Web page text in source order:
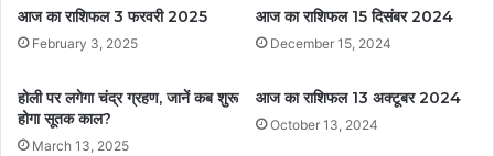
आज का राशिफल 3 फरवरी 2025
February 3, 2025
आज का राशिफल 15 दिसंबर 2024
December 15, 2024
होली पर लगेगा चंद्र ग्रहण, जानें कब शुरू
होगा सूतक काल?
March 13, 2025
आज का राशिफल 13 अक्टूबर 2024
October 13, 2024